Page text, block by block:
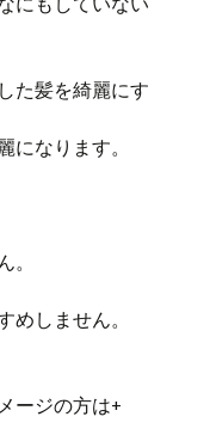
た髪を綺麗にす
になります。
しません。
ージの方は+